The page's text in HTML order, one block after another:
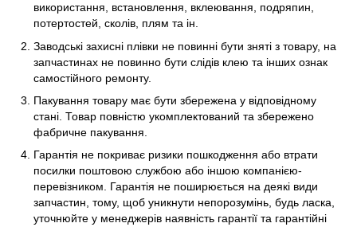
використання, встановлення, вклеювання, подряпин,
потертостей, сколів, плям та ін.
Заводські захисні плівки не повинні бути зняті з товару, на
запчастинах не повинно бути слідів клею та інших ознак
самостійного ремонту.
Пакування товару має бути збережена у відповідному
стані. Товар повністю укомплектований та збережено
фабричне пакування.
Гарантія не покриває ризики пошкодження або втрати
посилки поштовою службою або іншою компанією-
перевізником. Гарантія не поширюється на деякі види
запчастин, тому, щоб уникнути непорозумінь, будь ласка,
уточнюйте у менеджерів наявність гарантії та гарантійні